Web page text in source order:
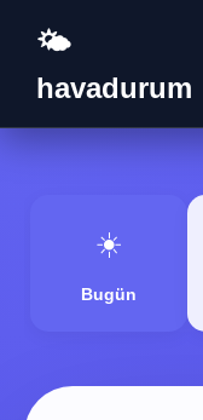
🌤️
havadurum
☀️
Bugün